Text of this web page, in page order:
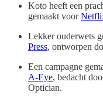
Koto heeft een
gemaakt voor
Lekker ouderwets
Press, ontworpen
Een campagne
A-Eye, bedacht
Optician.